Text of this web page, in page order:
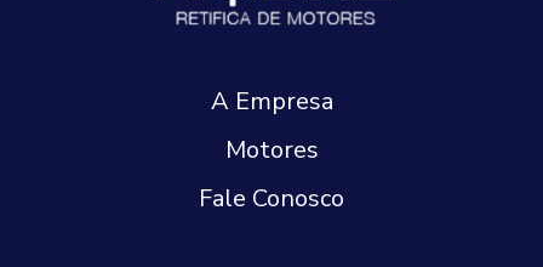
A Empresa
Motores
Fale Conosco